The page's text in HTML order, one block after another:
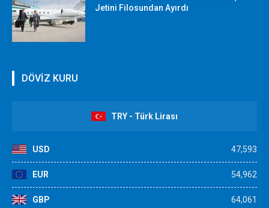
Jetini Filosundan Ayırdı
DÖVİZ KURU
TRY - Türk Lirası
USD 47,593
EUR 54,962
GBP 64,061